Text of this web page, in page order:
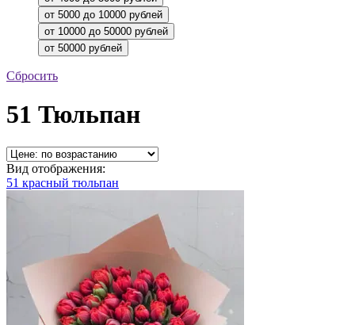
Сбросить
51 Тюльпан
Вид отображения:
51 красный тюльпан